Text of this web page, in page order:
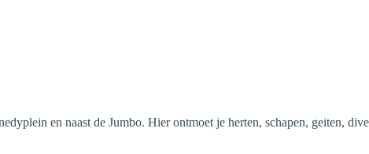
en naast de Jumbo. Hier ontmoet je herten, schapen, geiten,